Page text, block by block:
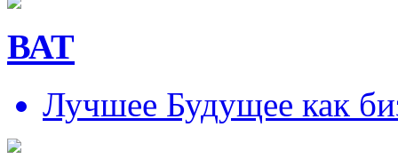
ВАТ
Лучшее Будущее как